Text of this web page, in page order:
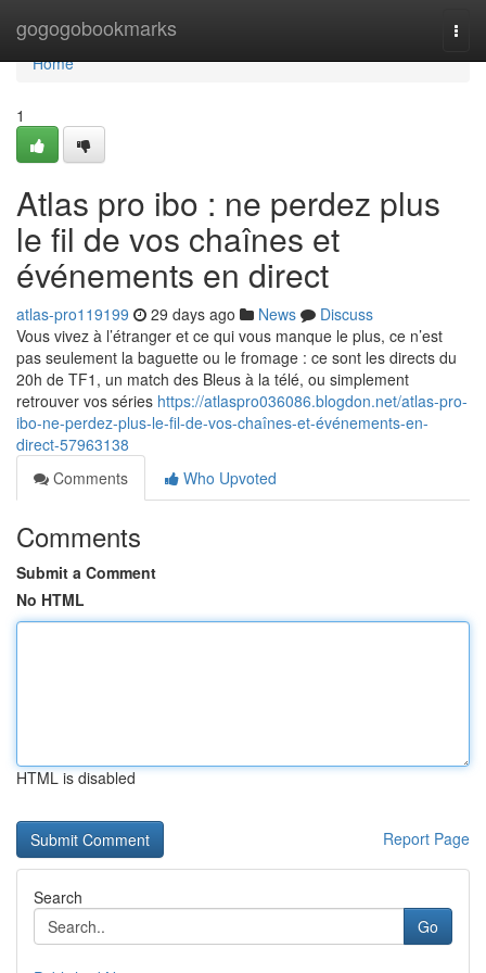
gogogobookmarks
Home
Home
1
Atlas pro ibo : ne perdez plus
le fil de vos chaînes et
événements en direct
atlas-pro119199 29 days ago News
Discuss
Vous vivez à l’étranger et ce qui vous manque le plus, ce n’est
pas seulement la baguette ou le fromage : ce sont les directs du
20h de TF1, un match des Bleus à la télé, ou simplement
retrouver vos séries https://atlaspro036086.blogdon.net/atlas-pro-
ibo-ne-perdez-plus-le-fil-de-vos-chaînes-et-événements-en-
direct-57963138
Comments
Who Upvoted
Comments
Submit a Comment
No HTML
HTML is disabled
Report Page
Search
Go